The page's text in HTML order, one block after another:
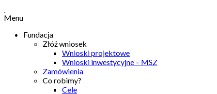
Menu
Fundacja
Złóż wniosek
Wnioski projektowe
Wnioski inwestycyjne – MSZ
Zamówienia
Co robimy?
Cele